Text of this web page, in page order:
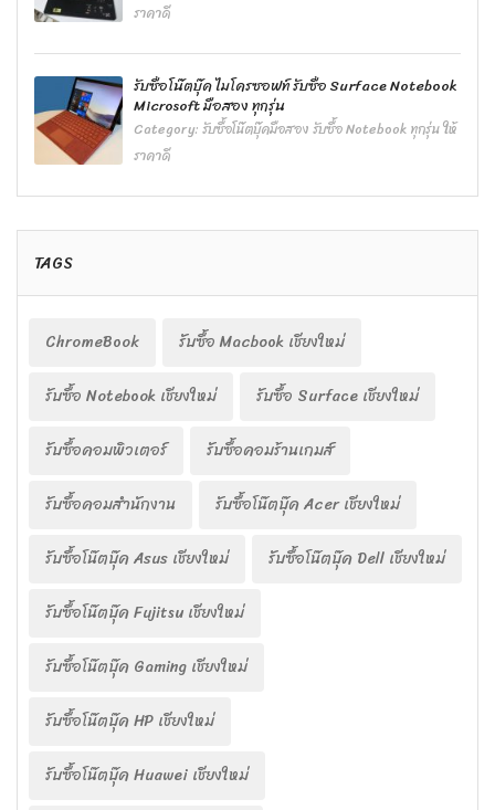
ราคาดี
รับซื้อโน๊ตบุ๊ค ไมโครซอฟท์ รับซื้อ Surface Notebook
Microsoft มือสอง ทุกรุ่น
Category:รับซื้อโน๊ตบุ๊คมือสอง รับซื้อ Notebook ทุกรุ่น ให้
ราคาดี
TAGS
ChromeBook
รับซื้อ Macbook เชียงใหม่
รับซื้อ Notebook เชียงใหม่
รับซื้อ Surface เชียงใหม่
รับซื้อคอมพิวเตอร์
รับซื้อคอมร้านเกมส์
รับซื้อคอมสำนักงาน
รับซื้อโน๊ตบุ๊ค Acer เชียงใหม่
รับซื้อโน๊ตบุ๊ค Asus เชียงใหม่
รับซื้อโน๊ตบุ๊ค Dell เชียงใหม่
รับซื้อโน๊ตบุ๊ค Fujitsu เชียงใหม่
รับซื้อโน๊ตบุ๊ค Gaming เชียงใหม่
รับซื้อโน๊ตบุ๊ค HP เชียงใหม่
รับซื้อโน๊ตบุ๊ค Huawei เชียงใหม่